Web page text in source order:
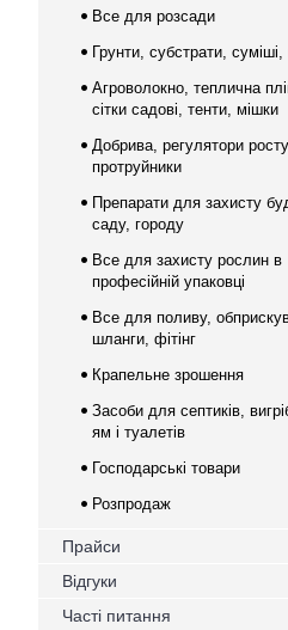
Все для розсади
Грунти, субстрати, суміші,
Агроволокно, теплична
сітки садові, тенти, мішки
Добрива, регулятори
протруйники
Препарати для захисту
саду, городу
Все для захисту рослин в
професійній упаковці
Все для поливу,
шланги, фітінг
Крапельне зрошення
Засоби для септиків,
ям і туалетів
Господарські товари
Розпродаж
Прайси
Відгуки
Часті питання